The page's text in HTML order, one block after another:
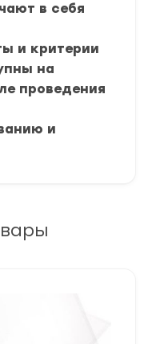
в себя
и критерии
на
проведения
и